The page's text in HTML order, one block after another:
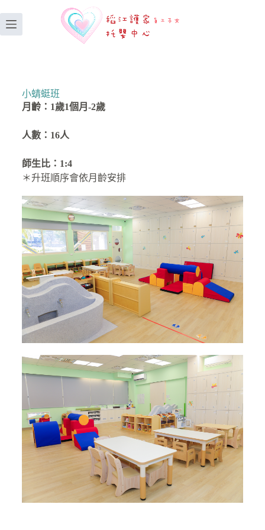
小蜻蜓班
月齡：1歲1個月-2歲
人數：16人
師生比：1:4
＊升班順序會依月齡安排